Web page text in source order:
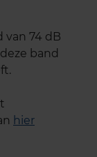
van 74 dB
band
hier